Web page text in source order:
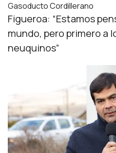
Gasoducto Cordillerano
Figueroa: “Estamos
mundo, pero primero a
neuquinos”